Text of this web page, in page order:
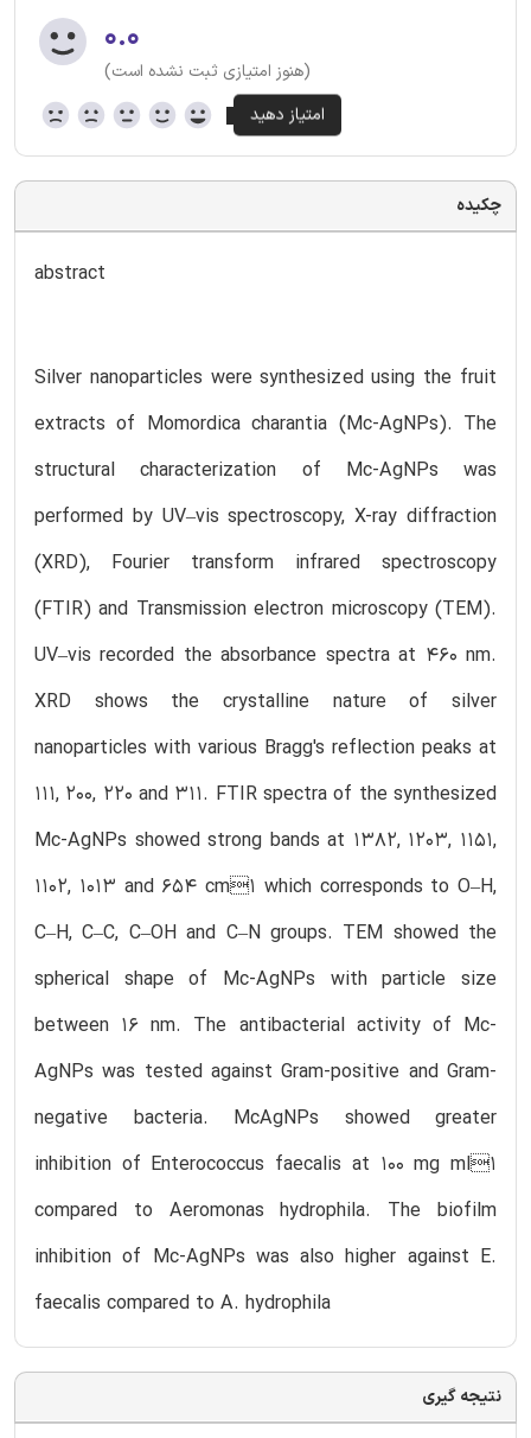
۰.۰
(هنوز امتیازی ثبت نشده است)
چکیده
abstract
Silver nanoparticles were synthesized using the fruit
extracts of Momordica charantia (Mc-AgNPs). The
structural characterization of Mc-AgNPs was
performed by UV–vis spectroscopy, X-ray diffraction
(XRD), Fourier transform infrared spectroscopy
(FTIR) and Transmission electron microscopy (TEM).
UV–vis recorded the absorbance spectra at 460 nm.
XRD shows the crystalline nature of silver
nanoparticles with various Bragg's reflection peaks at
111, 200, 220 and 311. FTIR spectra of the synthesized
Mc-AgNPs showed strong bands at 1382, 1203, 1151,
1102, 1013 and 654 cm1 which corresponds to O–H,
C–H, C–C, C–OH and C–N groups. TEM showed the
spherical shape of Mc-AgNPs with particle size
between 16 nm. The antibacterial activity of Mc-
AgNPs was tested against Gram-positive and Gram-
negative bacteria. McAgNPs showed greater
inhibition of Enterococcus faecalis at 100 mg ml1
compared to Aeromonas hydrophila. The biofilm
inhibition of Mc-AgNPs was also higher against E.
faecalis compared to A. hydrophila
نتیجه گیری